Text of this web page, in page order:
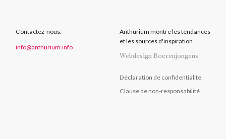
Contactez-nous:
info@anthurium.info
Anthurium montre les tendances
et les sources d'inspiration
Webdesign Boerenjongens
Déclaration de confidentialité
Clause de non-responsabilité